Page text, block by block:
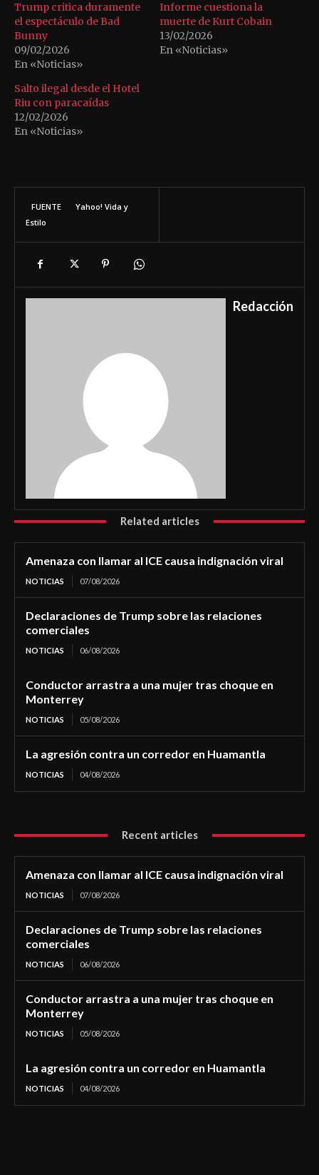
Trump critica duramente
el espectáculo de Bad
Bunny
09/02/2026
En «Noticias»
Informe cuestiona la
muerte de Kurt Cobain
13/02/2026
En «Noticias»
Salto ilegal desde el Hotel
Riu con paracaídas
12/02/2026
En «Noticias»
FUENTE
Yahoo! Vida y
Estilo
Redacción
Related articles
Amenaza con llamar al ICE causa indignación viral
NOTICIAS 07/08/2026
Declaraciones de Trump sobre las relaciones
comerciales
NOTICIAS 06/08/2026
Conductor arrastra a una mujer tras choque en
Monterrey
NOTICIAS 05/08/2026
La agresión contra un corredor en Huamantla
NOTICIAS 04/08/2026
Recent articles
Amenaza con llamar al ICE causa indignación viral
NOTICIAS 07/08/2026
Declaraciones de Trump sobre las relaciones
comerciales
NOTICIAS 06/08/2026
Conductor arrastra a una mujer tras choque en
Monterrey
NOTICIAS 05/08/2026
La agresión contra un corredor en Huamantla
NOTICIAS 04/08/2026